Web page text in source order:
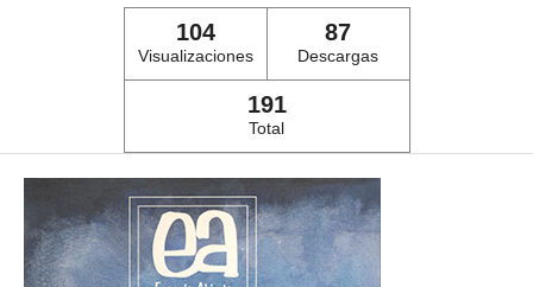
104
Visualizaciones
87
Descargas
191
Total